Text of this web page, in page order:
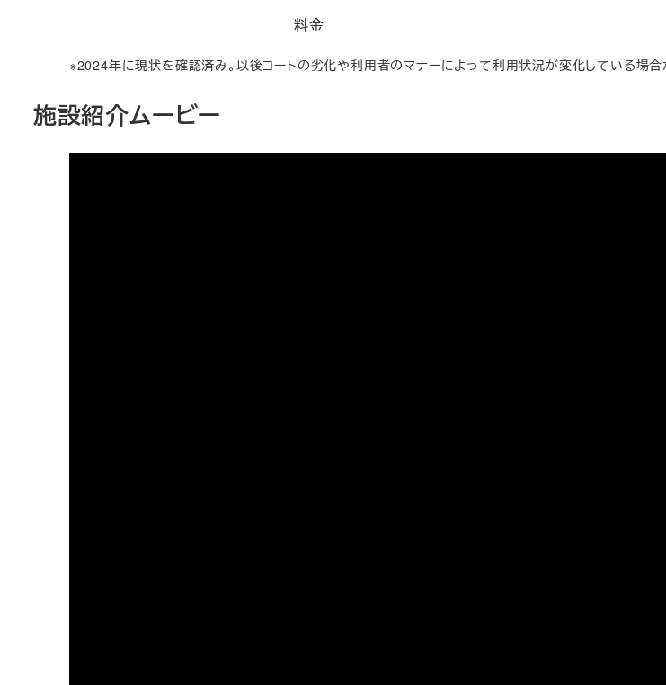
料金
※2024年に現状を確認済み。以後コートの劣化や利用者のマナーによって利用状況が変化している場合
施設紹介ムービー